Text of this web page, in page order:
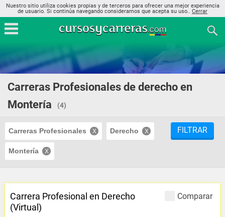
Nuestro sitio utiliza cookies propias y de terceros para ofrecer una mejor experiencia
de usuario. Si continúa navegando consideramos que acepta su uso.. Cerrar
Carreras Profesionales de derecho en
Montería
(4)
Carreras Profesionales Derecho
Montería
FILTRAR
Comparar
Carrera Profesional en Derecho
(Virtual)